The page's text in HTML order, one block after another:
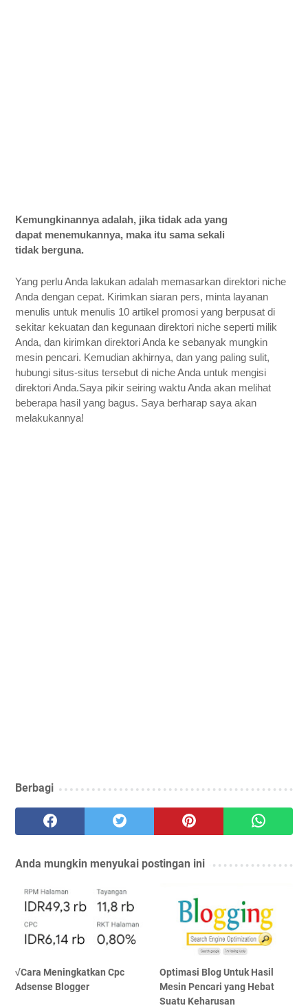
Kemungkinannya adalah, jika tidak ada yang
dapat menemukannya, maka itu sama sekali
tidak berguna.
Yang perlu Anda lakukan adalah memasarkan direktori niche
Anda dengan cepat. Kirimkan siaran pers, minta layanan
menulis untuk menulis 10 artikel promosi yang berpusat di
sekitar kekuatan dan kegunaan direktori niche seperti milik
Anda, dan kirimkan direktori Anda ke sebanyak mungkin
mesin pencari. Kemudian akhirnya, dan yang paling sulit,
hubungi situs-situs tersebut di niche Anda untuk mengisi
direktori Anda.Saya pikir seiring waktu Anda akan melihat
beberapa hasil yang bagus. Saya berharap saya akan
melakukannya!
Berbagi
Anda mungkin menyukai postingan ini
√Cara Meningkatkan Cpc
Adsense Blogger
Optimasi Blog Untuk Hasil
Mesin Pencari yang Hebat
Suatu Keharusan